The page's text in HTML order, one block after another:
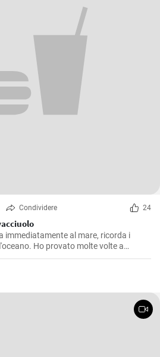
Condividere 24
immediatamente al mare, ricorda i
Ho provato molte volte a
chef Cannavacciuolo, e dopo tanti
un risultato che, modestamente, è
ricetta richiede tempo ed è piuttosto
la pena. Il trucco è dedicarsi a